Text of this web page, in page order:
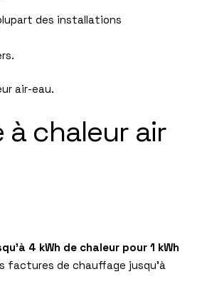
des installations
air-eau.
à chaleur air
4 kWh de chaleur pour 1 kWh
factures de chauffage jusqu’à